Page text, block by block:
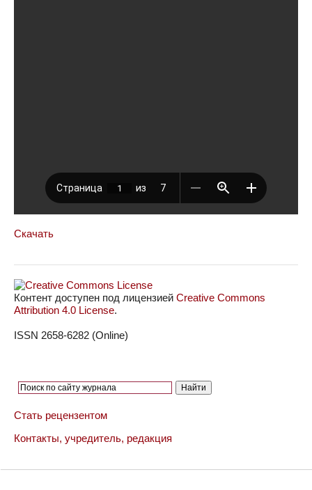
Скачать
Контент доступен под лицензией Creative Commons
Attribution 4.0 License.
ISSN 2658-6282 (Online)
Стать рецензентом
Контакты, учредитель, редакция